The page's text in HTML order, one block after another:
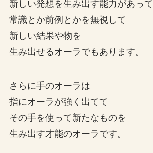
新しい発想を生み出す能力があって
常識とか前例とかを無視して
新しい結果や物を
生み出せるオーラでもあります。
さらに手のオーラは
指にオーラが強く出てて
その手を使って新たなものを
生み出す才能のオーラです。